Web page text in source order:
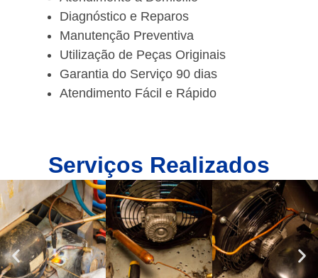
Diagnóstico e Reparos
Manutenção Preventiva
Utilização de Peças Originais
Garantia do Serviço 90 dias
Atendimento Fácil e Rápido
Serviços Realizados